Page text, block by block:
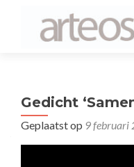
Gedicht
Geplaatst op 9 februari